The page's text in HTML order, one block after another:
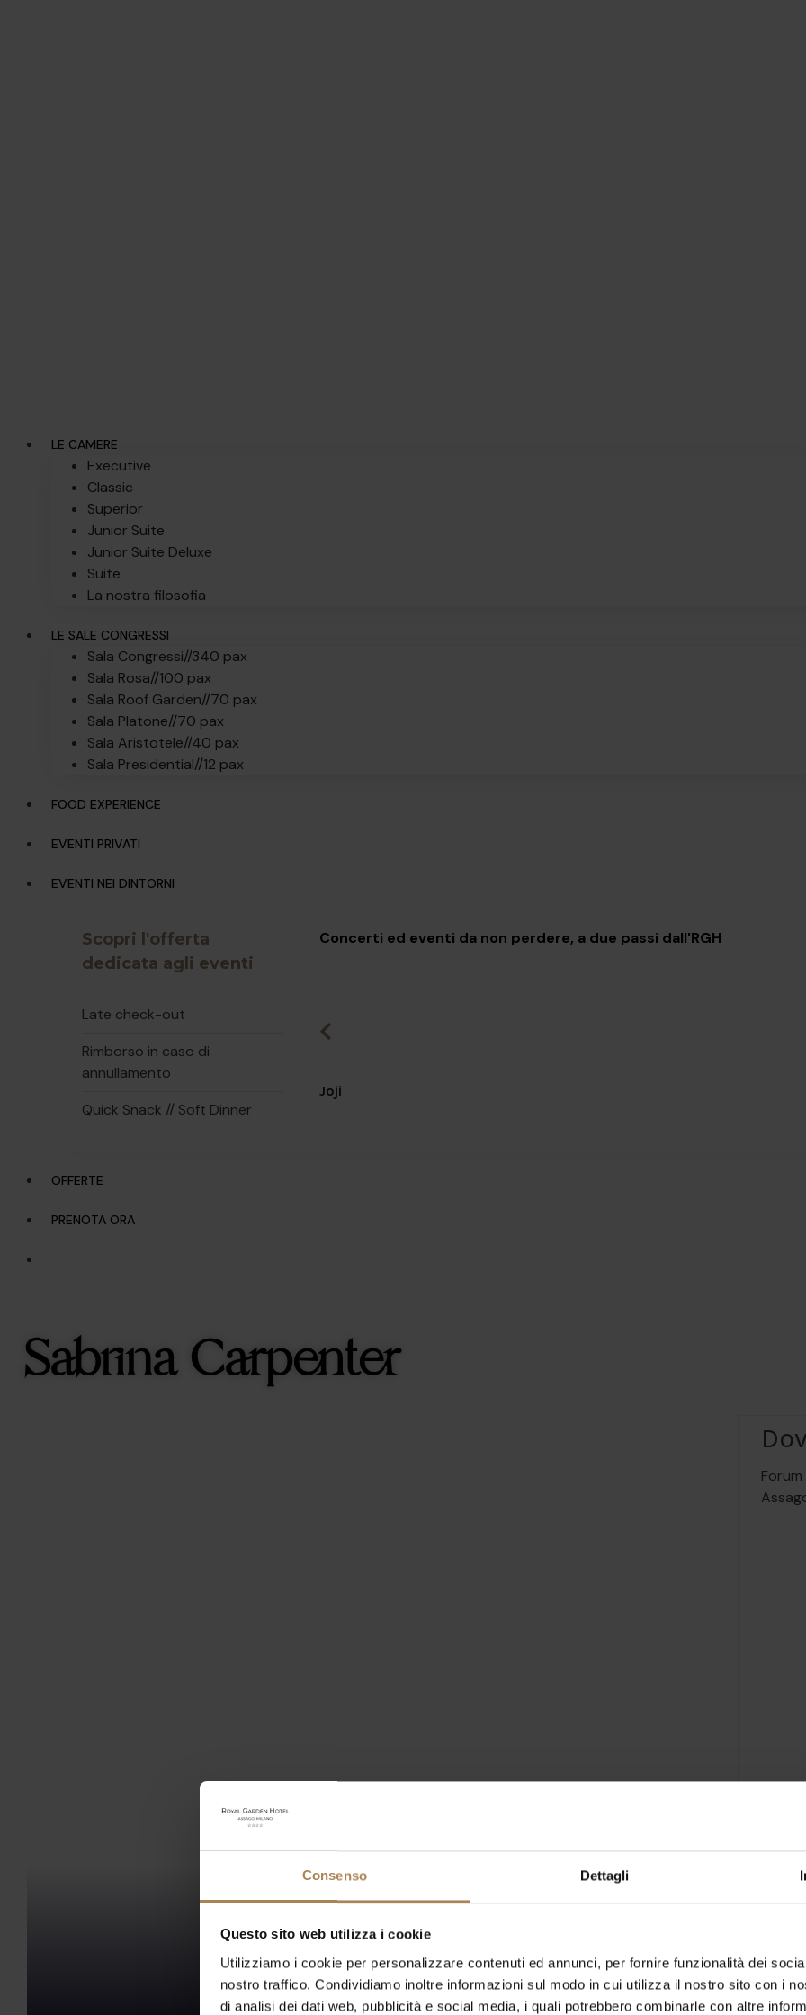
Consenso Dettagli
Questo sito web utilizza i cookie
Utilizziamo i cookie per personalizzare contenuti ed annunci, per fornire funzionalità dei
nostro traffico. Condividiamo inoltre informazioni sul modo in cui utilizza il nostro sito con i
di analisi dei dati web, pubblicità e social media, i quali potrebbero combinarle con altre
LE CAMERE
Executive
Classic
Superior
Junior Suite
Junior Suite Deluxe
Suite
La nostra filosofia
LE SALE CONGRESSI
Sala Congressi//340 pax
Sala Rosa//100 pax
Sala Roof Garden//70 pax
Sala Platone//70 pax
Sala Aristotele//40 pax
Sala Presidential//12 pax
FOOD EXPERIENCE
EVENTI PRIVATI
EVENTI NEI DINTORNI
Scopri l'offerta
dedicata agli eventi
Late check-out
Rimborso in caso di
annullamento
Quick Snack // Soft Dinner
Concerti ed eventi da non perdere, a due passi dall'RGH
Joji
OFFERTE
PRENOTA ORA
Sabrina Carpenter